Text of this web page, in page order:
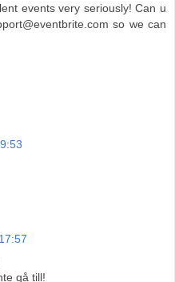
events very seriously! Can u
so we can
gå till!